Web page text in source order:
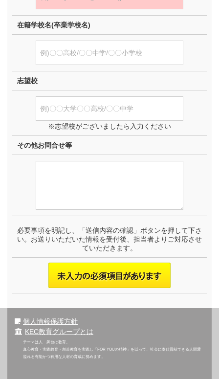
在籍学校名(卒業学校名)
志望校
※志望校がございましたら入力ください
その他お問合せ等
必要事項を明記し、「送信内容の確認」ボタンを押して下さ
い。お送りいただいた情報を受付後、担当者よりご対応させ
ていただきます。
個人情報保護方針
KEC教育グループとは
テーマは人 舞台は教育。
真心教育・実践教育・創造教育を実践し「FOR YOUの精神」を以って、社会に奉仕貢献できる人間愛
溢れる有能かつ有用な人材の育成に努めます。